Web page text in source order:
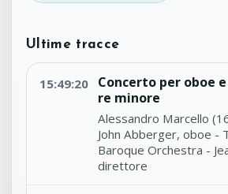
Ultime tracce
15:49:20
Concerto per oboe
re minore
Alessandro Marcello
John Abberger, oboe -
Baroque Orchestra -
direttore